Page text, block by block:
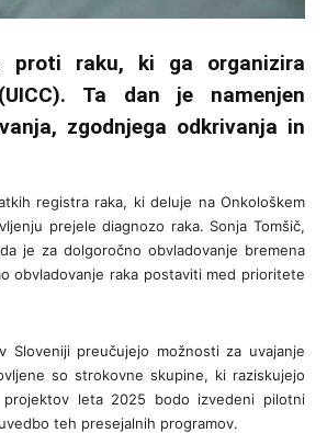
proti raku, ki ga organizira
Ta dan je namenjen
zgodnjega odkrivanja in
registra raka, ki deluje na Onkološkem
prejele diagnozo raka. Sonja Tomšič,
je za dolgoročno obvladovanje bremena
obvladovanje raka postaviti med prioritete
preučujejo možnosti za uvajanje
so strokovne skupine, ki raziskujejo
projektov leta 2025 bodo izvedeni pilotni
teh presejalnih programov.